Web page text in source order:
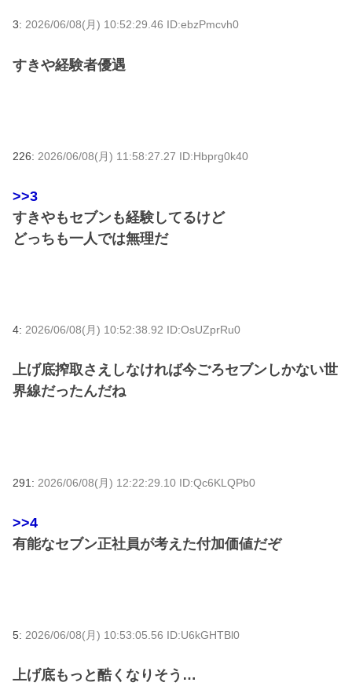
3: 2026/06/08(月) 10:52:29.46 ID:ebzPmcvh0
すきや経験者優遇
226: 2026/06/08(月) 11:58:27.27 ID:Hbprg0k40
>>3
すきやもセブンも経験してるけど
どっちも一人では無理だ
4: 2026/06/08(月) 10:52:38.92 ID:OsUZprRu0
上げ底搾取さえしなければ今ごろセブンしかない世
界線だったんだね
291: 2026/06/08(月) 12:22:29.10 ID:Qc6KLQPb0
>>4
有能なセブン正社員が考えた付加価値だぞ
5: 2026/06/08(月) 10:53:05.56 ID:U6kGHTBl0
上げ底もっと酷くなりそう…